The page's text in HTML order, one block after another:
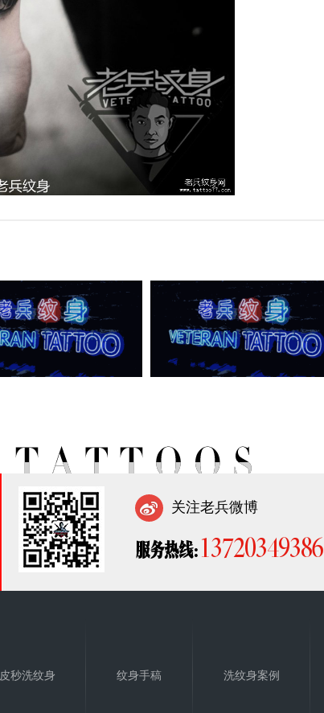
关注老兵微博
服务热线: 13720349386
皮秒洗纹身 纹身手稿 洗纹身案例